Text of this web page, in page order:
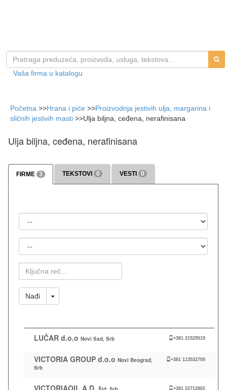
Vaša firma u katalogu
Početna >>Hrana i piće >>Proizvodnja jestivih ulja, margarina i
sličnih jestivih masti >>Ulja biljna, ceđena, nerafinisana
Ulja biljna, ceđena, nerafinisana
FIRME 3 TEKSTOVI 0 VESTI 0
Ključna
Reč
Nađi Toggle Dropdown
LUČAR d.o.o Novi Sad, Srb +381 21529519
VICTORIA GROUP d.o.o Novi Beograd,
Srb
+381 113532700
VICTORIAOIL A.D. +381 22712802